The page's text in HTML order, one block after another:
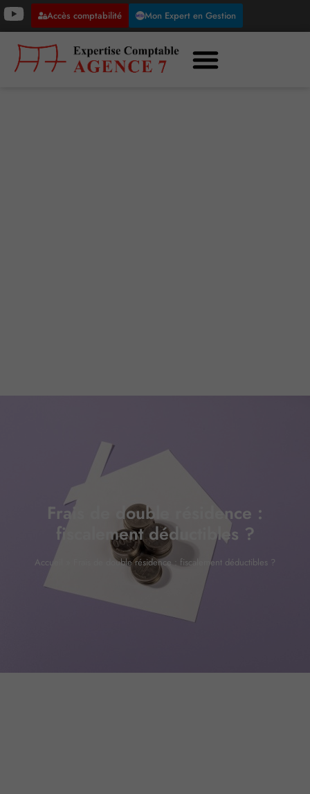
Accès comptabilité Mon Expert en Gestion
Frais de double résidence :
fiscalement déductibles ?
Accueil Frais de double résidence : fiscalement déductibles ?